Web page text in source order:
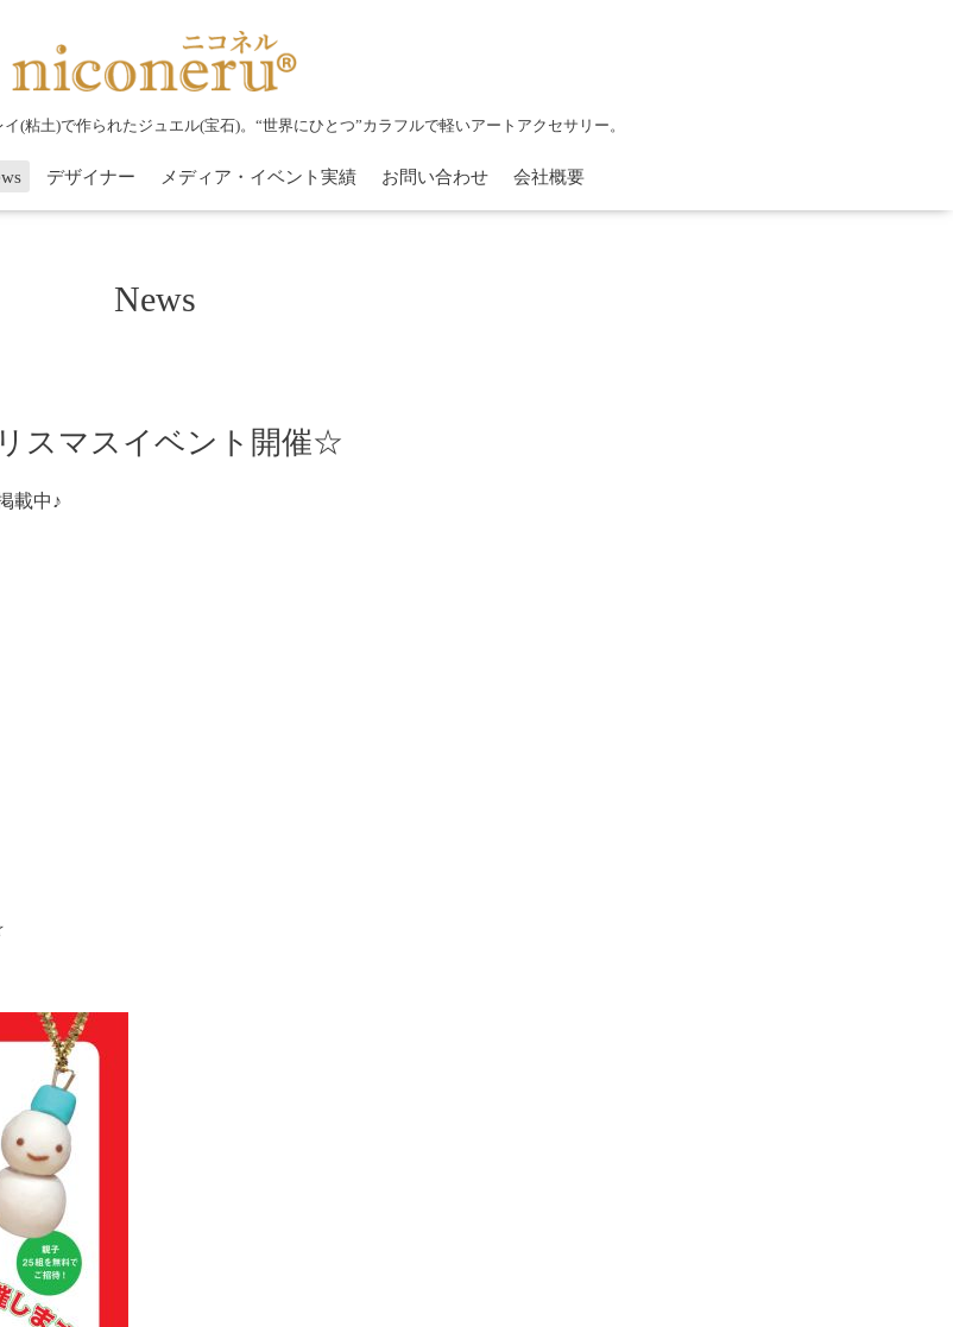
(粘土)で作られたジュエル(宝石)。“世界にひとつ”カラフルで軽いアートアクセサリー。
デザイナー メディア・イベント実績 お問い合わせ 会社概要
News
リスマスイベント開催☆
載中♪